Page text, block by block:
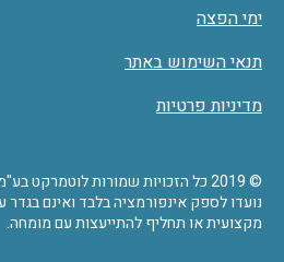
ימי הפצה
תנאי השימוש באתר
מדיניות פרטיות
© 2019 כל הזכויות שמורות לוטמרקט
נועדו לספק אינפורמציה בלבד ואינם
מקצועית או תחליף להתייעצות עם מומחה.